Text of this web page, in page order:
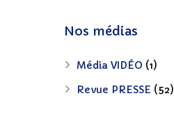
Nos médias
Média VIDÉO (1)
Revue PRESSE (52)